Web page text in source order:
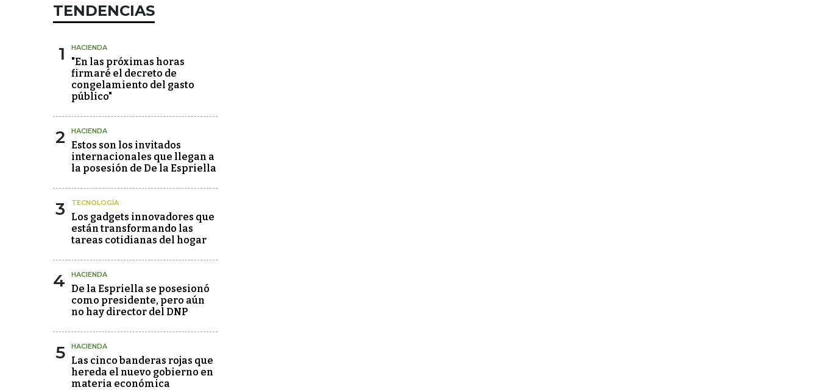
TENDENCIAS
1 HACIENDA
"En las próximas horas
firmaré el decreto de
congelamiento del gasto
público"
2 HACIENDA
Estos son los invitados
internacionales que llegan a
la posesión de De la Espriella
3 TECNOLOGÍA
Los gadgets innovadores que
están transformando las
tareas cotidianas del hogar
4 HACIENDA
De la Espriella se posesionó
como presidente, pero aún
no hay director del DNP
5 HACIENDA
Las cinco banderas rojas que
hereda el nuevo gobierno en
materia económica